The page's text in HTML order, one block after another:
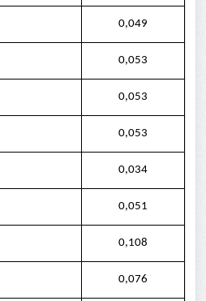
0,049
0,053
0,053
0,053
0,034
0,051
0,108
0,076